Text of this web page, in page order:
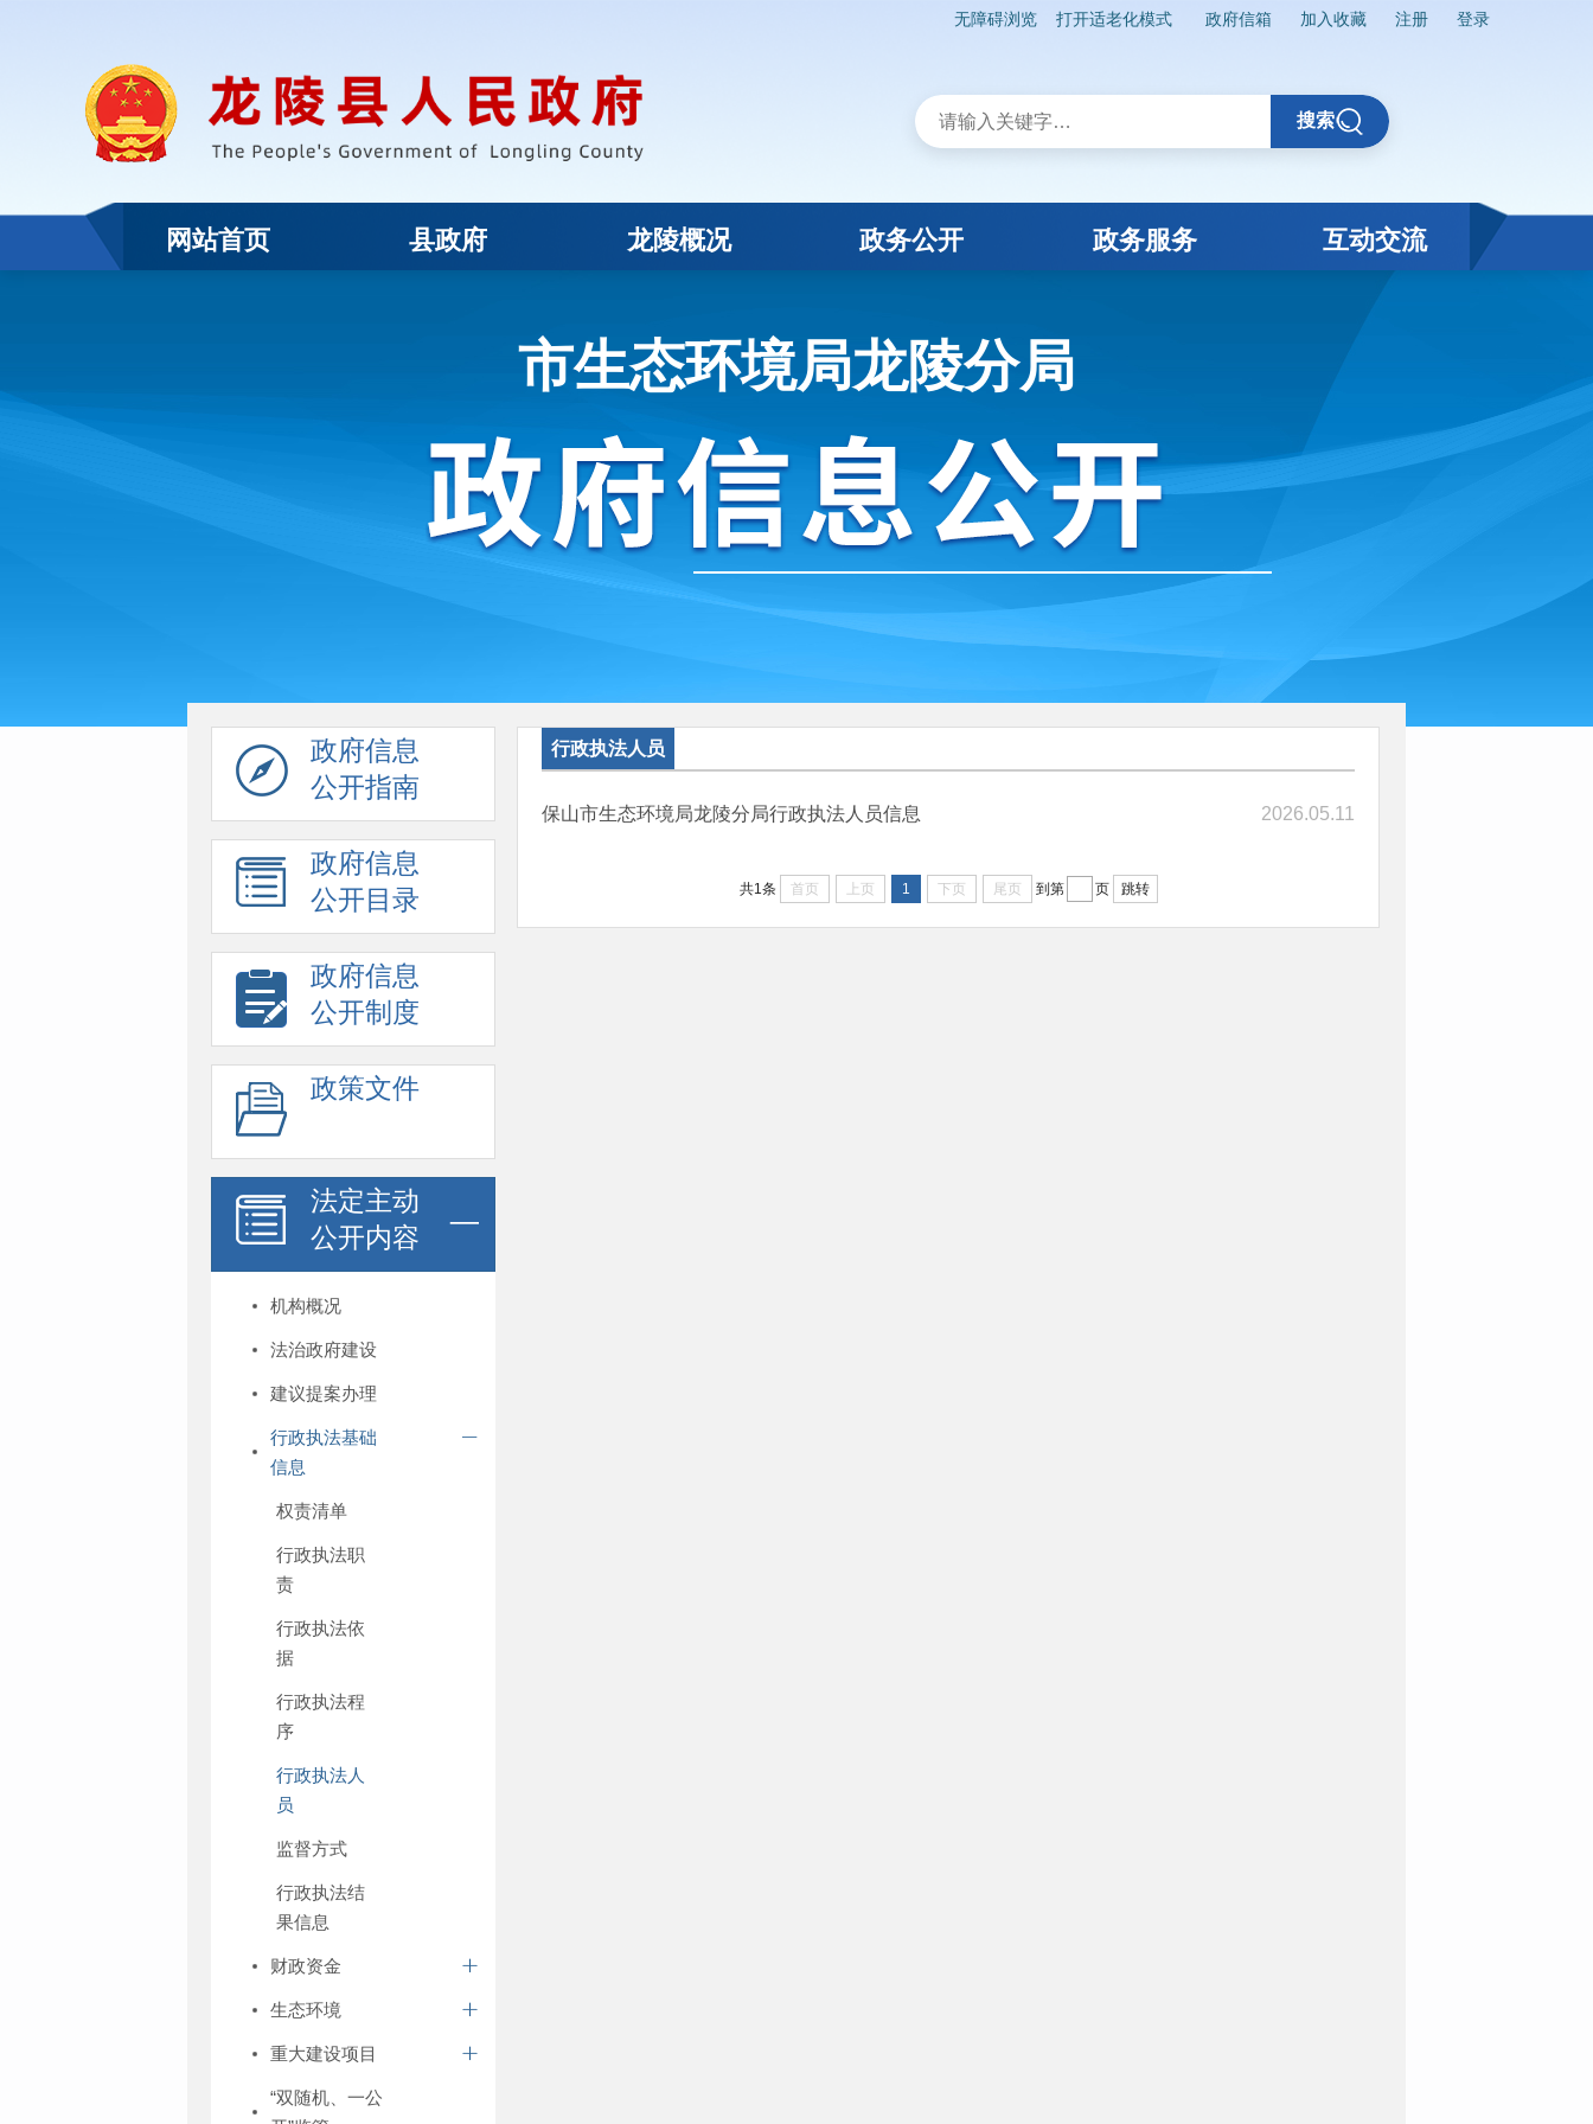
无障碍浏览 打开适老化模式 政府信箱 加入收藏 注册 登录
搜索
网站首页 县政府 龙陵概况 政务公开 政务服务 互动交流
市生态环境局龙陵分局
政府信息
公开指南
政府信息
公开目录
政府信息
公开制度
政策文件
法定主动
公开内容
机构概况
法治政府建设
建议提案办理
行政执法基础
信息
权责清单
行政执法职
责
行政执法依
据
行政执法程
序
行政执法人
员
监督方式
行政执法结
果信息
财政资金
生态环境
重大建设项目
“双随机、一公
行政执法人员
保山市生态环境局龙陵分局行政执法人员信息 2026.05.11
共1条 首页 上页 1 下页 尾页 到第 页 跳转